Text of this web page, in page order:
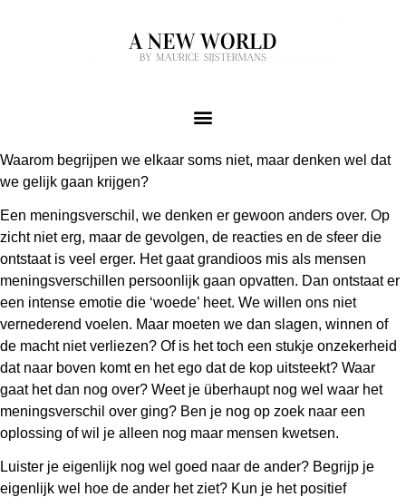
Waarom begrijpen we elkaar soms niet, maar denken wel dat
we gelijk gaan krijgen?
Een meningsverschil, we denken er gewoon anders over. Op
zicht niet erg, maar de gevolgen, de reacties en de sfeer die
ontstaat is veel erger. Het gaat grandioos mis als mensen
meningsverschillen persoonlijk gaan opvatten. Dan ontstaat er
een intense emotie die ‘woede’ heet. We willen ons niet
vernederend voelen. Maar moeten we dan slagen, winnen of
de macht niet verliezen? Of is het toch een stukje onzekerheid
dat naar boven komt en het ego dat de kop uitsteekt? Waar
gaat het dan nog over? Weet je überhaupt nog wel waar het
meningsverschil over ging? Ben je nog op zoek naar een
oplossing of wil je alleen nog maar mensen kwetsen.
Luister je eigenlijk nog wel goed naar de ander? Begrijp je
eigenlijk wel hoe de ander het ziet? Kun je het positief